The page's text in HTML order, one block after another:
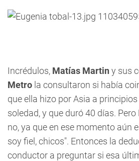
Incrédulos, Matías Martin y sus
Metro la consultaron si había
que ella hizo por Asia a principios
soledad, y que duró 40 días.
no, ya que en ese momento aún
soy fiel, chicos". Entonces la
conductor a preguntar si esa